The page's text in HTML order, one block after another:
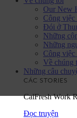
Our New
Công việc
Đói ở
Những
Những
Công
Về chúng
Những câu
CÁC STORIES
CalFresh Work
Đọc truyện